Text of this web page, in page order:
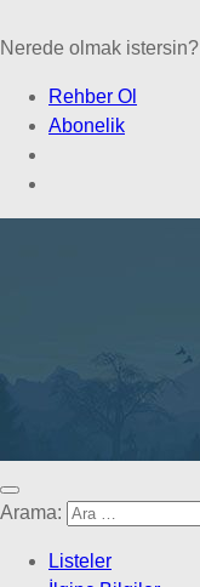
Nerede olmak istersin?
Rehber Ol
Abonelik
Arama:
Listeler